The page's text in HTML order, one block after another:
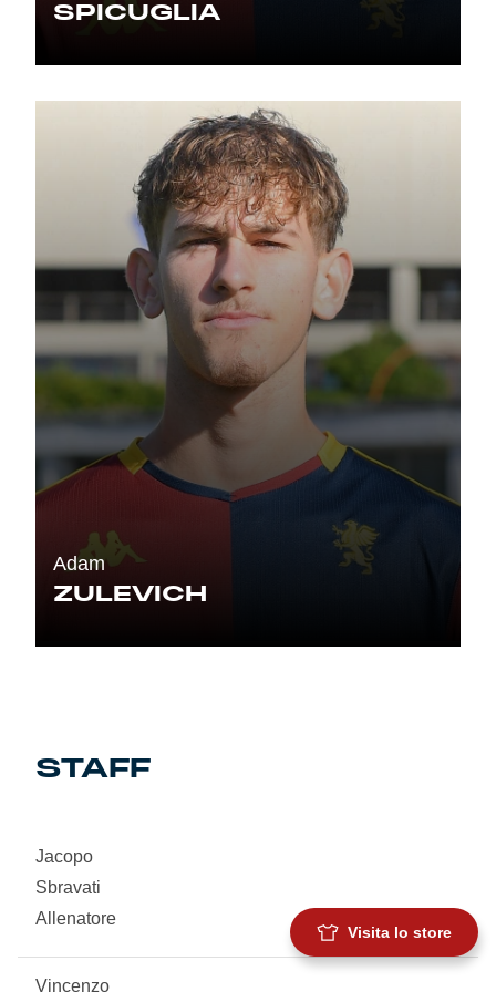
SPICUGLIA
Adam
ZULEVICH
STAFF
Jacopo
Sbravati
Allenatore
Vincenzo
Visita lo store